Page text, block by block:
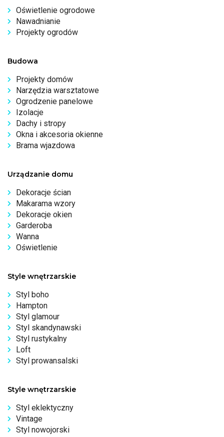
Oświetlenie ogrodowe
Nawadnianie
Projekty ogrodów
Budowa
Projekty domów
Narzędzia warsztatowe
Ogrodzenie panelowe
Izolacje
Dachy i stropy
Okna i akcesoria okienne
Brama wjazdowa
Urządzanie domu
Dekoracje ścian
Makarama wzory
Dekoracje okien
Garderoba
Wanna
Oświetlenie
Style wnętrzarskie
Styl boho
Hampton
Styl glamour
Styl skandynawski
Styl rustykalny
Loft
Styl prowansalski
Style wnętrzarskie
Styl eklektyczny
Vintage
Styl nowojorski